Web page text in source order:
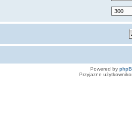
Powered by
Przyjazne